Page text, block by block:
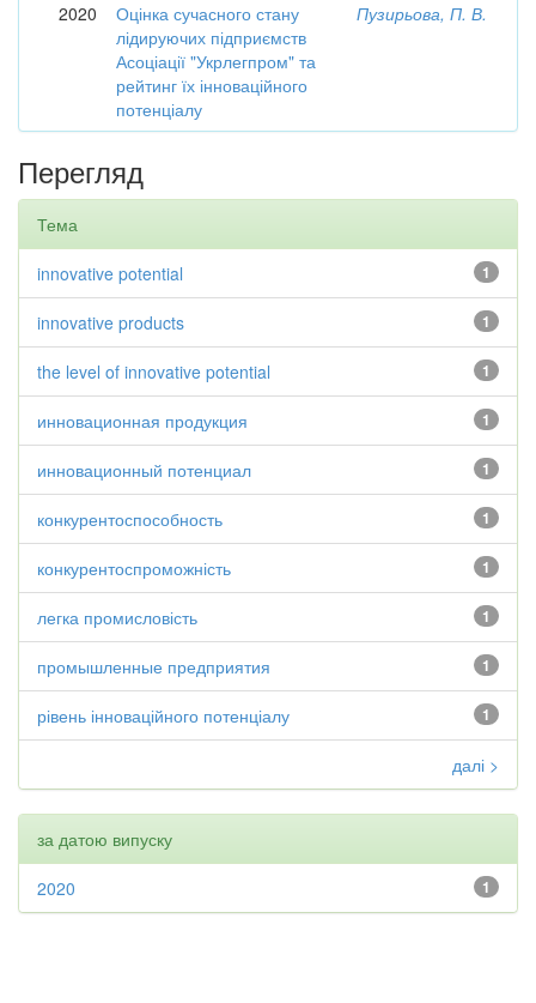
2020
Оцінка сучасного стану
лідируючих підприємств
Асоціації "Укрлегпром" та
рейтинг їх інноваційного
потенціалу
Пузирьова, П. В.
Перегляд
Тема
1
innovative potential
1
innovative products
1
the level of innovative potential
1
инновационная продукция
1
инновационный потенциал
1
конкурентоспособность
1
конкурентоспроможність
1
легка промисловість
1
промышленные предприятия
1
рівень інноваційного потенціалу
далі >
за датою випуску
1
2020